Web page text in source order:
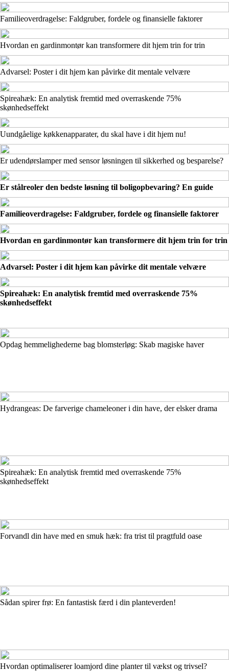
Familieoverdragelse: Faldgruber, fordele og finansielle faktorer
Hvordan en gardinmontør kan transformere dit hjem trin for trin
Advarsel: Poster i dit hjem kan påvirke dit mentale velvære
Spireahæk: En analytisk fremtid med overraskende 75%
skønhedseffekt
Uundgåelige køkkenapparater, du skal have i dit hjem nu!
Er udendørslamper med sensor løsningen til sikkerhed og besparelse?
Er stålreoler den bedste løsning til boligopbevaring? En guide
Familieoverdragelse: Faldgruber, fordele og finansielle faktorer
Hvordan en gardinmontør kan transformere dit hjem trin for trin
Advarsel: Poster i dit hjem kan påvirke dit mentale velvære
Spireahæk: En analytisk fremtid med overraskende 75%
skønhedseffekt
Opdag hemmelighederne bag blomsterløg: Skab magiske haver
Hydrangeas: De farverige chameleoner i din have, der elsker drama
Spireahæk: En analytisk fremtid med overraskende 75%
skønhedseffekt
Forvandl din have med en smuk hæk: fra trist til pragtfuld oase
Sådan spirer frø: En fantastisk færd i din planteverden!
Hvordan optimaliserer loamjord dine planter til vækst og trivsel?